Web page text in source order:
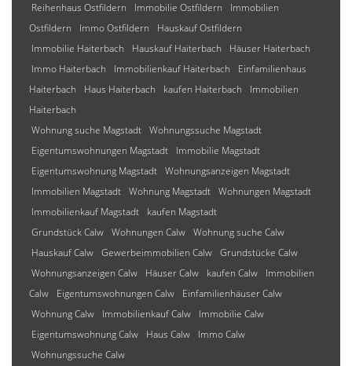
Reihenhaus Ostfildern
Immobilie Ostfildern
Immobilien
Ostfildern
Immo Ostfildern
Hauskauf Ostfildern
Immobilie Haiterbach
Hauskauf Haiterbach
Häuser Haiterbach
Immo Haiterbach
Immobilienkauf Haiterbach
Einfamilienhaus
Haiterbach
Haus Haiterbach kaufen Haiterbach
Immobilien
Haiterbach
Wohnung suche Magstadt Wohnungssuche Magstadt
Eigentumswohnungen Magstadt
Immobilie Magstadt
Eigentumswohnung Magstadt Wohnungsanzeigen Magstadt
Immobilien Magstadt Wohnung Magstadt Wohnungen Magstadt
Immobilienkauf Magstadt
kaufen Magstadt
Grundstück Calw Wohnungen Calw Wohnung suche Calw
Hauskauf Calw Gewerbeimmobilien Calw Grundstücke Calw
Wohnungsanzeigen Calw
Häuser Calw kaufen Calw
Immobilien
Calw
Eigentumswohnungen Calw
Einfamilienhäuser Calw
Wohnung Calw
Immobilienkauf Calw
Immobilie Calw
Eigentumswohnung Calw
Haus Calw
Immo Calw
Wohnungssuche Calw